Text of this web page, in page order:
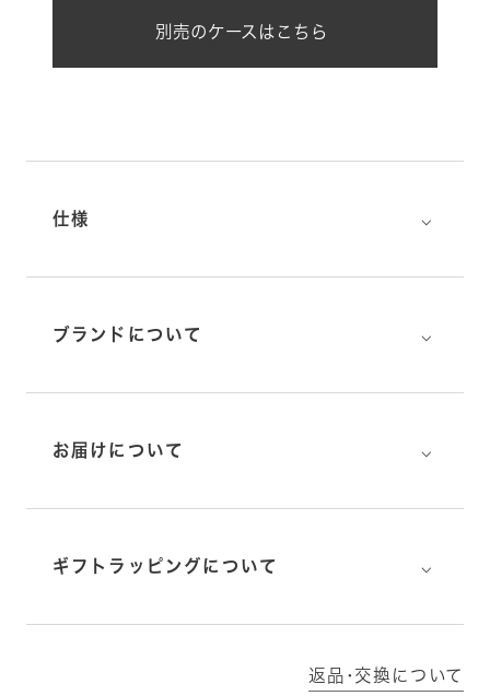
別売のケースはこちら
仕様 ⌵
ブランドについて ⌵
お届けについて ⌵
ギフトラッピングについて ⌵
返品･交換について